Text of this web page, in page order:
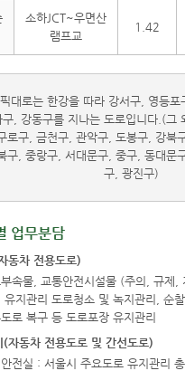
소하JCT~우면산
램프교
1.42
업무분담
동차 전용도로)
속물, 교통안전시설물 (주의, 규제,
유지관리 도로청소 및 녹지관리, 순
로 복구 등 도로포장 유지관리
(자동차 전용도로 및 간선도로)
전실 : 서울시 주요도로 유지관리